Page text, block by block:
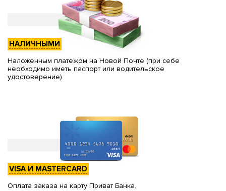
НАЛИЧНЫМИ
Наложенным платежом на Новой Почте (при себе
необходимо иметь паспорт или водительское
удостоверение)
VISA И MASTERCARD
Оплата заказа на карту Приват Банка.